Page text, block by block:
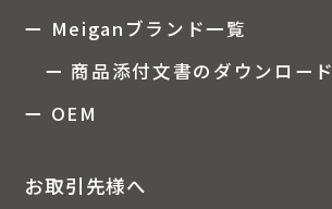
ー Meiganブランド一覧
ー 商品添付文書のダウンロード
ー OEM
お取引先様へ